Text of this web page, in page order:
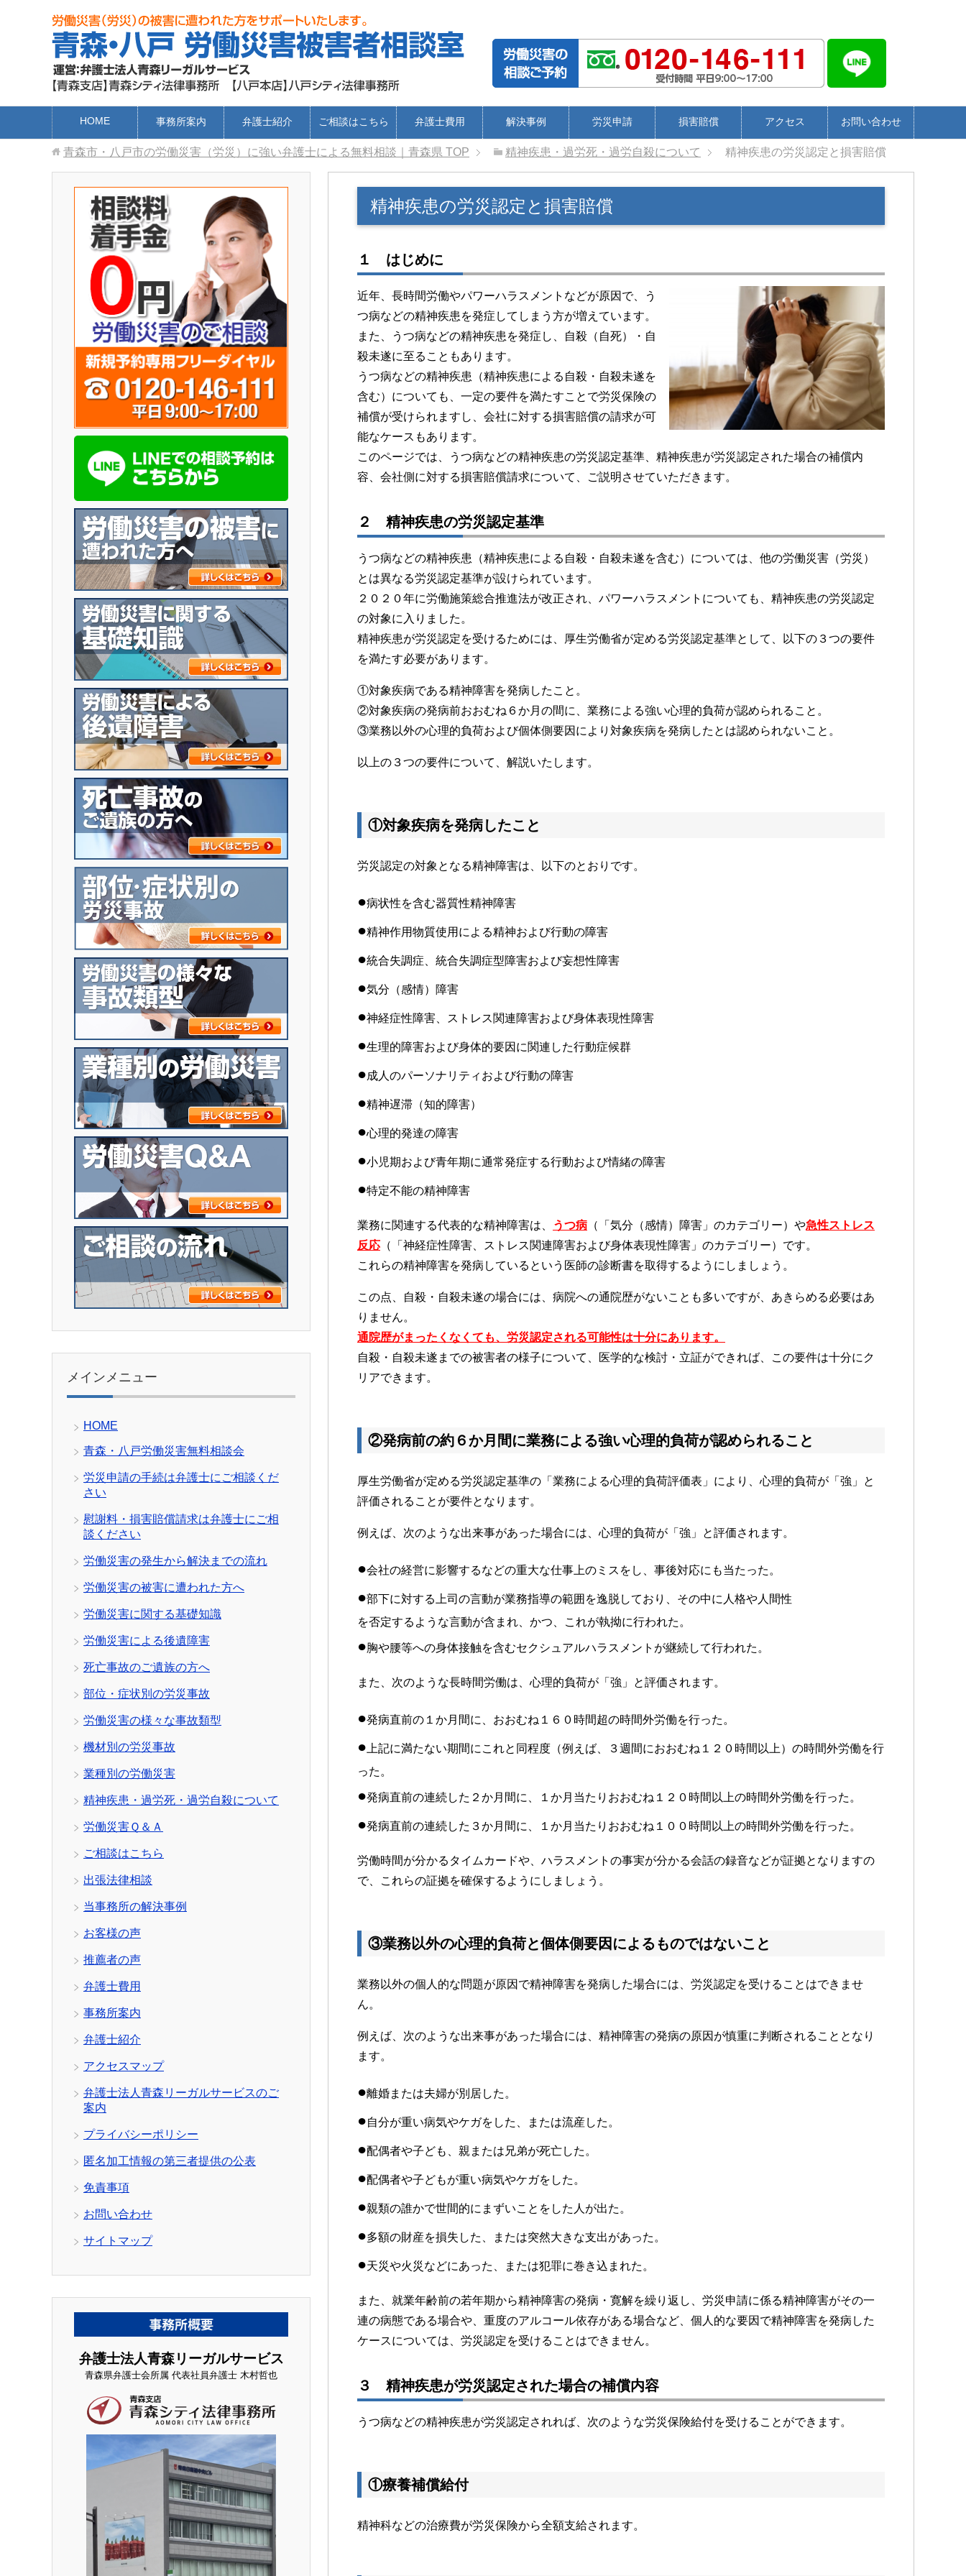
HOME 事務所案内 弁護士紹介 ご相談はこちら 弁護士費用 解決事例 労災申請 損害賠償 アクセス お問い合わせ
青森市・八戸市の労働災害（労災）に強い弁護士による無料相談｜青森県 TOP 精神疾患・過労死・過労自殺について 精神疾患の労災認定と損害賠償
精神疾患の労災認定と損害賠償
１ はじめに
近年、長時間労働やパワーハラスメントなどが原因で、う
つ病などの精神疾患を発症してしまう方が増えています。
また、うつ病などの精神疾患を発症し、自殺（自死）・自
殺未遂に至ることもあります。
うつ病などの精神疾患（精神疾患による自殺・自殺未遂を
含む）についても、一定の要件を満たすことで労災保険の
補償が受けられますし、会社に対する損害賠償の請求が可
能なケースもあります。
このページでは、うつ病などの精神疾患の労災認定基準、精神疾患が労災認定された場合の補償内
容、会社側に対する損害賠償請求について、ご説明させていただきます。
２ 精神疾患の労災認定基準
うつ病などの精神疾患（精神疾患による自殺・自殺未遂を含む）については、他の労働災害（労災）
とは異なる労災認定基準が設けられています。
２０２０年に労働施策総合推進法が改正され、パワーハラスメントについても、精神疾患の労災認定
の対象に入りました。
精神疾患が労災認定を受けるためには、厚生労働省が定める労災認定基準として、以下の３つの要件
を満たす必要があります。
①対象疾病である精神障害を発病したこと。
②対象疾病の発病前おおむね６か月の間に、業務による強い心理的負荷が認められること。
③業務以外の心理的負荷および個体側要因により対象疾病を発病したとは認められないこと。
以上の３つの要件について、解説いたします。
①対象疾病を発病したこと
労災認定の対象となる精神障害は、以下のとおりです。
●病状性を含む器質性精神障害
●精神作用物質使用による精神および行動の障害
●統合失調症、統合失調症型障害および妄想性障害
●気分（感情）障害
●神経症性障害、ストレス関連障害および身体表現性障害
●生理的障害および身体的要因に関連した行動症候群
●成人のパーソナリティおよび行動の障害
●精神遅滞（知的障害）
●心理的発達の障害
●小児期および青年期に通常発症する行動および情緒の障害
●特定不能の精神障害
業務に関連する代表的な精神障害は、 うつ病 （「気分（感情）障害」のカテゴリー）や急性ストレス
反応 （「神経症性障害、ストレス関連障害および身体表現性障害」のカテゴリー）です。
これらの精神障害を発病しているという医師の診断書を取得するようにしましょう。
この点、自殺・自殺未遂の場合には、病院への通院歴がないことも多いですが、あきらめる必要はあ
りません。
通院歴がまったくなくても、労災認定される可能性は十分にあります。
自殺・自殺未遂までの被害者の様子について、医学的な検討・立証ができれば、この要件は十分にク
リアできます。
②発病前の約６か月間に業務による強い心理的負荷が認められること
厚生労働省が定める労災認定基準の「業務による心理的負荷評価表」により、心理的負荷が「強」と
評価されることが要件となります。
例えば、次のような出来事があった場合には、心理的負荷が「強」と評価されます。
●会社の経営に影響するなどの重大な仕事上のミスをし、事後対応にも当たった。
●部下に対する上司の言動が業務指導の範囲を逸脱しており、その中に人格や人間性
を否定するような言動が含まれ、かつ、これが執拗に行われた。
●胸や腰等への身体接触を含むセクシュアルハラスメントが継続して行われた。
また、次のような長時間労働は、心理的負荷が「強」と評価されます。
●発病直前の１か月間に、おおむね１６０時間超の時間外労働を行った。
● 上記に満たない期間にこれと同程度（例えば、３週間におおむね１２０時間以上）の時間外労働を行
った。
●発病直前の連続した２か月間に、１か月当たりおおむね１２０時間以上の時間外労働を行った。
●発病直前の連続した３か月間に、１か月当たりおおむね１００時間以上の時間外労働を行った。
労働時間が分かるタイムカードや、ハラスメントの事実が分かる会話の録音などが証拠となりますの
で、これらの証拠を確保するようにしましょう。
③業務以外の心理的負荷と個体側要因によるものではないこと
業務以外の個人的な問題が原因で精神障害を発病した場合には、労災認定を受けることはできませ
ん。
例えば、次のような出来事があった場合には、精神障害の発病の原因が慎重に判断されることとなり
ます。
●離婚または夫婦が別居した。
●自分が重い病気やケガをした、または流産した。
●配偶者や子ども、親または兄弟が死亡した。
●配偶者や子どもが重い病気やケガをした。
●親類の誰かで世間的にまずいことをした人が出た。
●多額の財産を損失した、または突然大きな支出があった。
●天災や火災などにあった、または犯罪に巻き込まれた。
また、就業年齢前の若年期から精神障害の発病・寛解を繰り返し、労災申請に係る精神障害がその一
連の病態である場合や、重度のアルコール依存がある場合など、個人的な要因で精神障害を発病した
ケースについては、労災認定を受けることはできません。
３ 精神疾患が労災認定された場合の補償内容
うつ病などの精神疾患が労災認定されれば、次のような労災保険給付を受けることができます。
①療養補償給付
精神科などの治療費が労災保険から全額支給されます。
メインメニュー
HOME
青森・八戸労働災害無料相談会
労災申請の手続は弁護士にご相談くだ
さい
慰謝料・損害賠償請求は弁護士にご相
談ください
労働災害の発生から解決までの流れ
労働災害の被害に遭われた方へ
労働災害に関する基礎知識
労働災害による後遺障害
死亡事故のご遺族の方へ
部位・症状別の労災事故
労働災害の様々な事故類型
機材別の労災事故
業種別の労働災害
精神疾患・過労死・過労自殺について
労働災害Ｑ＆Ａ
ご相談はこちら
出張法律相談
当事務所の解決事例
お客様の声
推薦者の声
弁護士費用
事務所案内
弁護士紹介
アクセスマップ
弁護士法人青森リーガルサービスのご
案内
プライバシーポリシー
匿名加工情報の第三者提供の公表
免責事項
お問い合わせ
サイトマップ
弁護士法人青森リーガルサービス
青森県弁護士会所属 代表社員弁護士 木村哲也